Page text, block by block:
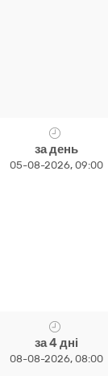
за день
05-08-2026, 09:00
за 4 дні
08-08-2026, 08:00